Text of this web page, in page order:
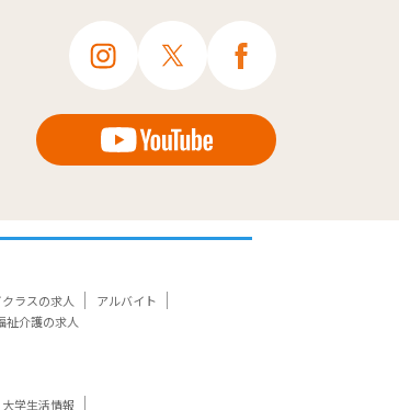
ラスの求人
アルバイト
祉介護の求人
大学生活情報